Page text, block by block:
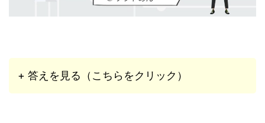
+ 答えを見る（こちらをクリック）